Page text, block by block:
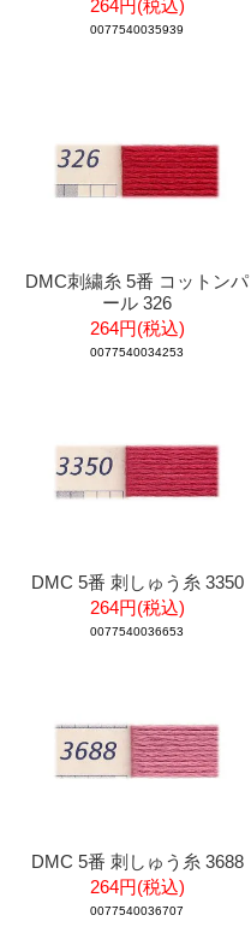
264円(税込)
0077540035939
DMC刺繍糸 5番 コットンパ
ール 326
264円(税込)
0077540034253
DMC 5番 刺しゅう糸 3350
264円(税込)
0077540036653
DMC 5番 刺しゅう糸 3688
264円(税込)
0077540036707